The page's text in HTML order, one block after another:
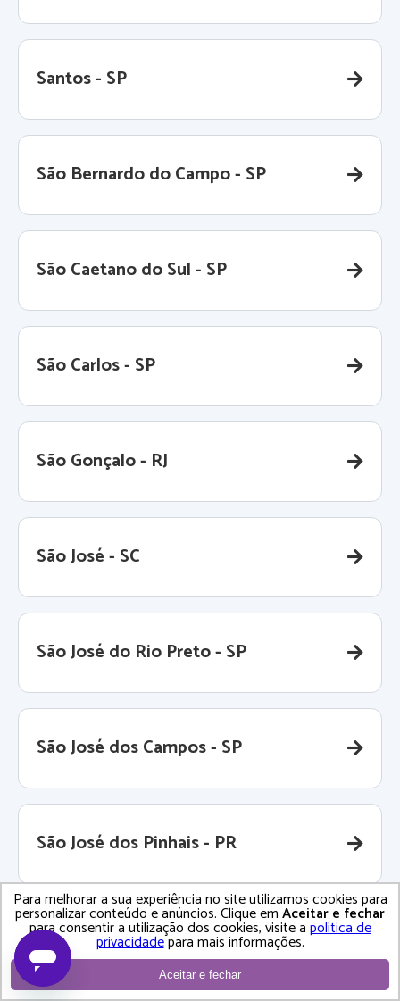
Santos - SP
São Bernardo do Campo - SP
São Caetano do Sul - SP
São Carlos - SP
São Gonçalo - RJ
São José - SC
São José do Rio Preto - SP
São José dos Campos - SP
São José dos Pinhais - PR
São Leopoldo - RS
Para melhorar a sua experiência no site utilizamos cookies para
personalizar conteúdo e anúncios. Clique emAceitar e fechar
para consentir a utilização dos cookies, visite apolítica de
privacidadepara mais informações.
Aceitar e fechar